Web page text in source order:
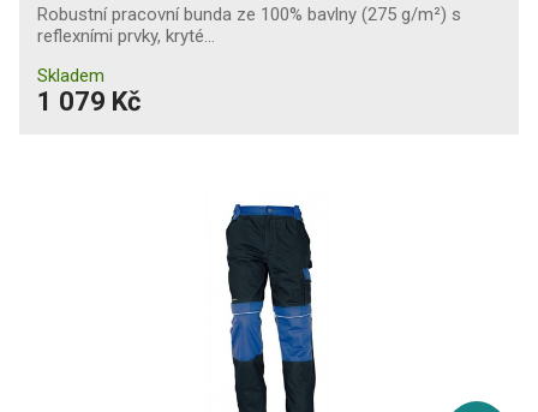
Robustní pracovní bunda ze 100% bavlny (275 g/m²) s
reflexními prvky, kryté…
Skladem
1 079 Kč